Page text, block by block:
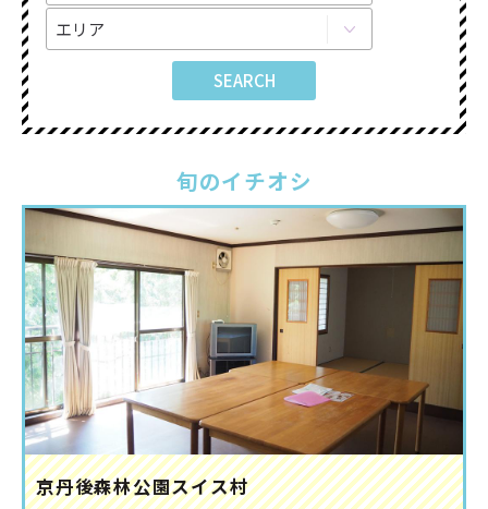
旬のイチオシ
京丹後森林公園スイス村